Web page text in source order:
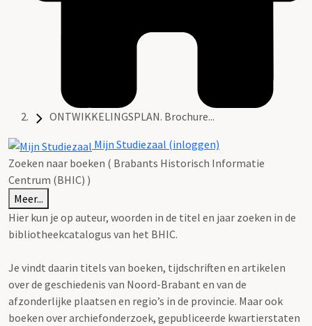
ONTWIKKELINGSPLAN. Brochure...
Mijn Studiezaal (inloggen)
Zoeken naar boeken ( Brabants Historisch Informatie
Centrum (BHIC) )
Meer...
Hier kun je op auteur, woorden in de titel en jaar zoeken in de
bibliotheekcatalogus van het BHIC.
Je vindt daarin titels van boeken, tijdschriften en artikelen
over de geschiedenis van Noord-Brabant en van de
afzonderlijke plaatsen en regio’s in de provincie. Maar ook
boeken over archiefonderzoek, gepubliceerde kwartierstaten